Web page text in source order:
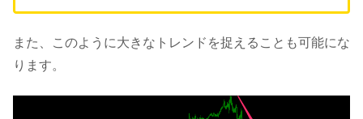
また、このように大きなトレンドを捉えることも可能にな
ります。